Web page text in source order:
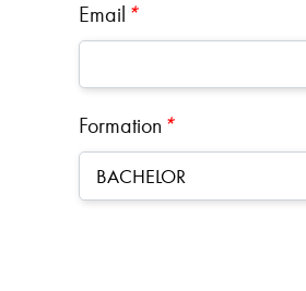
Email *
Formation *
BACHELOR